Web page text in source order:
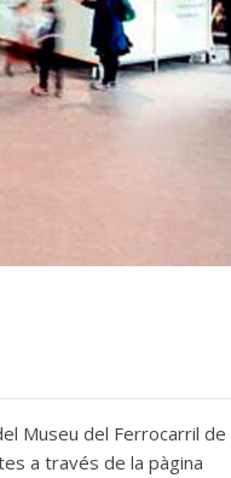
Museu del Ferrocarril de
a través de la pàgina